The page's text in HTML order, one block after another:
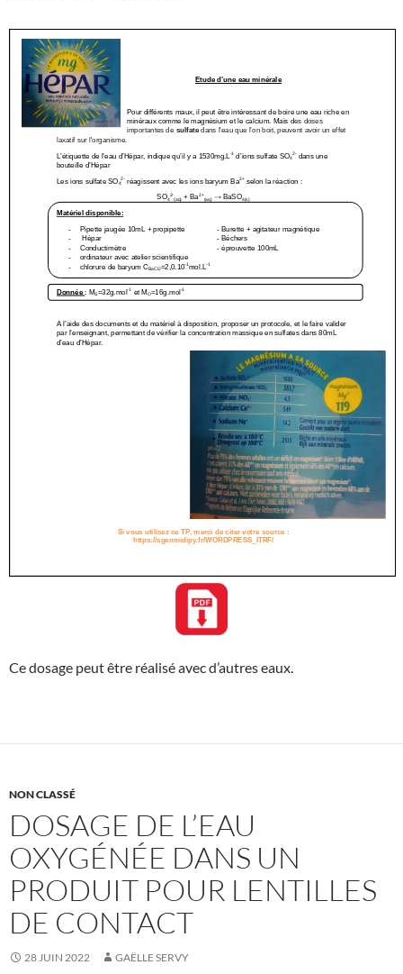
Ce dosage peut être réalisé avec d’autres eaux.
NON CLASSÉ
DOSAGE DE L’EAU
OXYGÉNÉE DANS UN
PRODUIT POUR LENTILLES
DE CONTACT
28 JUIN 2022 GAËLLE SERVY